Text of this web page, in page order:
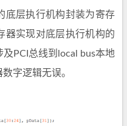
底层执行机构封装为寄存
器实现对底层执行机构的
PCI总线到local bus本地
字逻辑无误。